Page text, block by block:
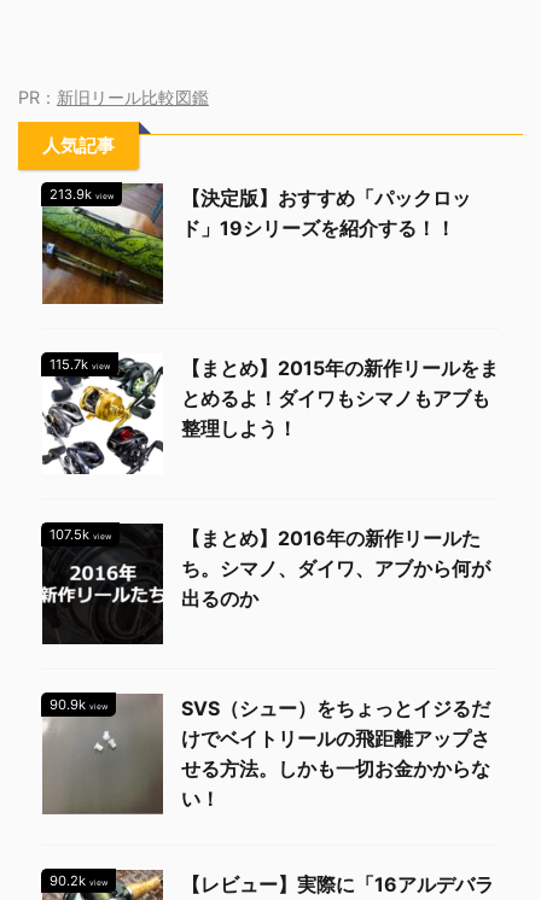
PR： 新旧リール比較図鑑
人気記事
213.9k view
【決定版】おすすめ「パックロッ
ド」19シリーズを紹介する！！
115.7k view
【まとめ】2015年の新作リールをま
とめるよ！ダイワもシマノもアブも
整理しよう！
107.5k view
【まとめ】2016年の新作リールた
ち。シマノ、ダイワ、アブから何が
出るのか
90.9k view
SVS（シュー）をちょっとイジるだ
けでベイトリールの飛距離アップさ
せる方法。しかも一切お金かからな
い！
90.2k view
【レビュー】実際に「16アルデバラ